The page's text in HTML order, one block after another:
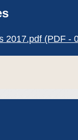
2017.pdf (PDF -